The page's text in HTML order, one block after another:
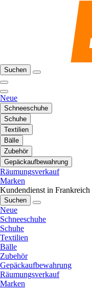
Suchen
Neue
Schneeschuhe
Schuhe
Textilien
Bälle
Zubehör
Gepäckaufbewahrung
Räumungsverkauf
Marken
Kundendienst in Frankreich
Suchen
Neue
Schneeschuhe
Schuhe
Textilien
Bälle
Zubehör
Gepäckaufbewahrung
Räumungsverkauf
Marken